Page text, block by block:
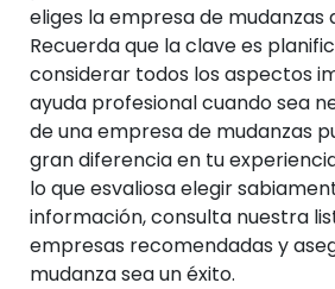
eliges la empresa de mudanzas
Recuerda que la clave es
considerar todos los aspectos
ayuda profesional cuando sea
de una empresa de mudanzas
gran diferencia en tu
lo que esvaliosa elegir
información, consulta nuestra
empresas recomendadas y
mudanza sea un éxito.